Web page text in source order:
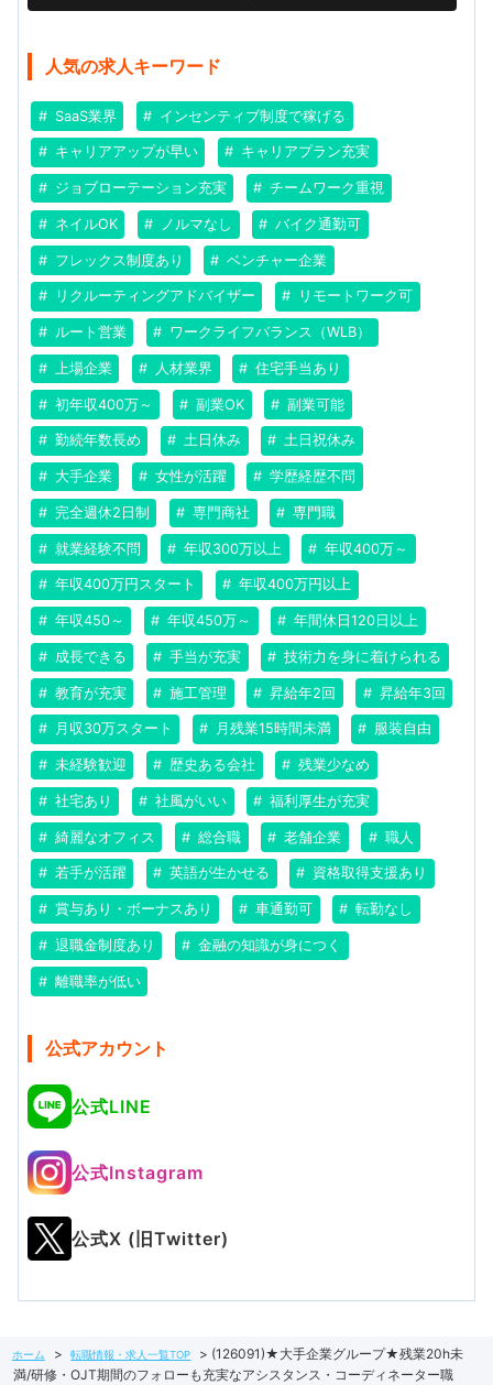
人気の求人キーワード
SaaS業界 インセンティブ制度で稼げる
キャリアアップが早い キャリアプラン充実
ジョブローテーション充実 チームワーク重視
ネイルOK ノルマなし バイク通勤可
フレックス制度あり ベンチャー企業
リクルーティングアドバイザー リモートワーク可
ルート営業 ワークライフバランス（WLB）
上場企業 人材業界 住宅手当あり
初年収400万～ 副業OK 副業可能
勤続年数長め 土日休み 土日祝休み
大手企業 女性が活躍 学歴経歴不問
完全週休2日制 専門商社 専門職
就業経験不問 年収300万以上 年収400万～
年収400万円スタート 年収400万円以上
年収450～ 年収450万～ 年間休日120日以上
成長できる 手当が充実 技術力を身に着けられる
教育が充実 施工管理 昇給年2回 昇給年3回
月収30万スタート 月残業15時間未満 服装自由
未経験歓迎 歴史ある会社 残業少なめ
社宅あり 社風がいい 福利厚生が充実
綺麗なオフィス 総合職 老舗企業 職人
若手が活躍 英語が生かせる 資格取得支援あり
賞与あり・ボーナスあり 車通勤可 転勤なし
退職金制度あり 金融の知識が身につく
離職率が低い
公式アカウント
公式LINE
公式Instagram
公式X (旧Twitter)
ホーム 転職情報・求人一覧TOP
(126091)★大手企業グループ★残業20h未
満/研修・OJT期間のフォローも充実なアシスタンス・コーディネーター職